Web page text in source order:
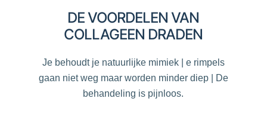
DE VOORDELEN VAN
COLLAGEEN DRADEN
Je behoudt je natuurlijke mimiek | e rimpels
gaan niet weg maar worden minder diep | De
behandeling is pijnloos.